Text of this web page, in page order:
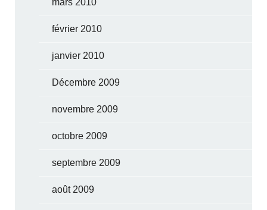
février 2010
janvier 2010
Décembre 2009
novembre 2009
octobre 2009
septembre 2009
août 2009